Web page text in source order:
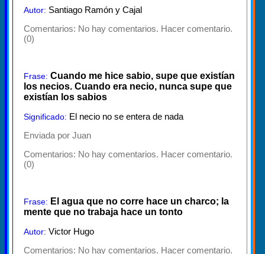
Autor: Santiago Ramón y Cajal
Comentarios: No hay comentarios. Hacer comentario.
(0)
Frase: Cuando me hice sabio, supe que existían
los necios. Cuando era necio, nunca supe que
existían los sabios
Significado: El necio no se entera de nada
Enviada por Juan
Comentarios: No hay comentarios. Hacer comentario.
(0)
Frase: El agua que no corre hace un charco; la
mente que no trabaja hace un tonto
Autor: Victor Hugo
Comentarios: No hay comentarios. Hacer comentario.